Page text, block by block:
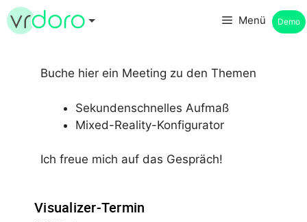
Demo
Zum
Inhalt
Menü
Buche hier ein Meeting zu den Themen
Sekundenschnelles Aufmaß
Mixed-Reality-Konfigurator
Ich freue mich auf das Gespräch!